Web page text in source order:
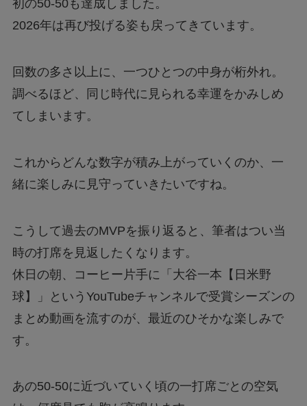
初の50-50も達成しました。
2026年は再び投げる姿も戻ってきています。
回数の多さ以上に、一つひとつの中身が桁外れ。
調べるほど、同じ時代に見られる幸運をかみしめ
てしまいます。
これからどんな数字が積み上がっていくのか、一
緒に楽しみに見守っていきたいですね。
こうして過去のMVPを振り返ると、筆者はつい当
時の打席を見返したくなります。
休日の朝、コーヒー片手に「大谷一本【日米野
球】」というYouTubeチャンネルで受賞シーズンの
まとめ動画を流すのが、最近のひそかな楽しみで
す。
あの50-50に近づいていく頃の一打席ごとの空気